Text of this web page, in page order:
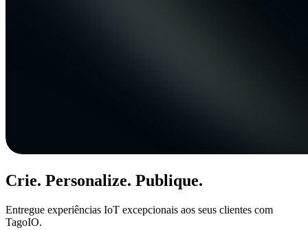
Crie. Personalize. Publique.
Entregue experiências IoT excepcionais aos seus clientes com
TagoIO.